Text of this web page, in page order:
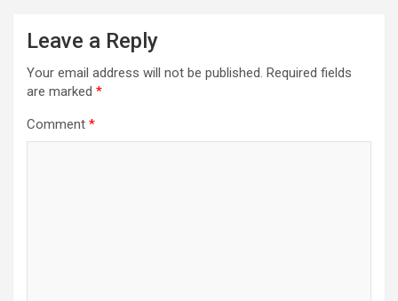
Leave a Reply
Your email address will not be published. Required fields
are marked *
Comment *